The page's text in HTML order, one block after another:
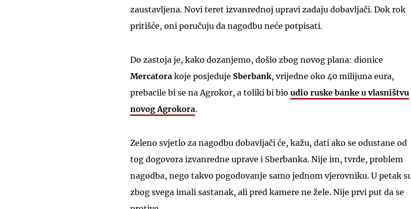
zaustavljena. Novi teret izvanrednoj upravi zadaju dobavljači. Dok rok
pritišće, oni poručuju da nagodbu neće potpisati.
Do zastoja je, kako dozanjemo, došlo zbog novog plana: dionice
Mercatora koje posjeduje Sberbank, vrijedne oko 40 milijuna eura,
prebacile bi se na Agrokor, a toliki bi bio udio ruske banke u vlasništvu
novog Agrokora.
Zeleno svjetlo za nagodbu dobavljači će, kažu, dati ako se odustane od
tog dogovora izvanredne uprave i Sberbanka. Nije im, tvrde, problem
nagodba, nego takvo pogodovanje samo jednom vjerovniku. U petak
zbog svega imali sastanak, ali pred kamere ne žele. Nije prvi put da se